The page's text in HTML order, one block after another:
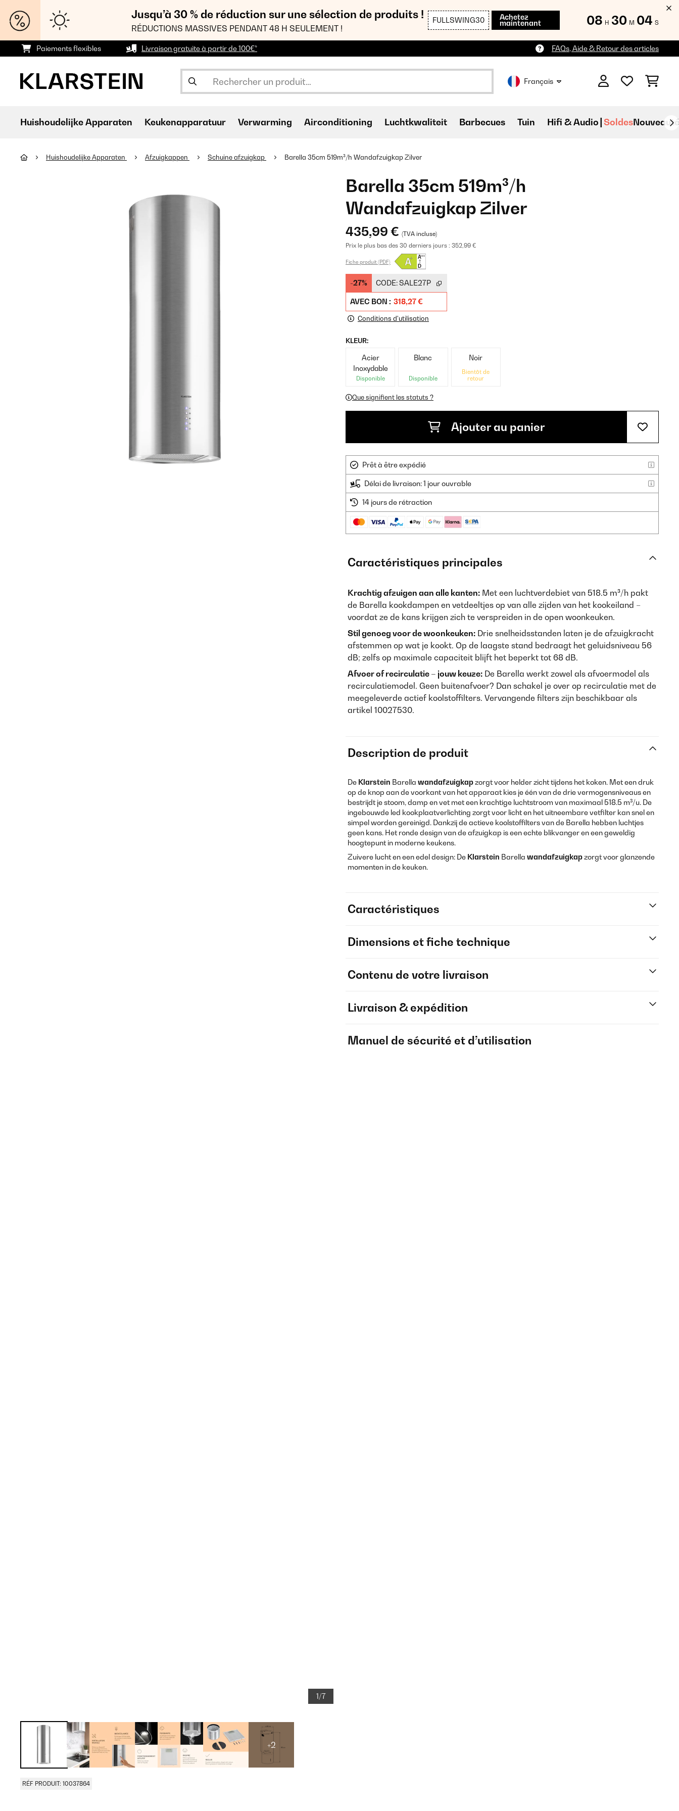
Jusqu’à 30 % de réduction sur une sélection de produits !
RÉDUCTIONS MASSIVES PENDANT 48 H SEULEMENT !
FULLSWING30 Achetez
maintenant 08 H 30 M 02 S
Paiements flexibles Livraison gratuite à partir de 100€* FAQs, Aide & Retour des articles
Français
Huishoudelijke Apparaten Keukenapparatuur Verwarming Airconditioning Luchtkwaliteit Barbecues Tuin Hifi & Audio Soldes
Huishoudelijke Apparaten Afzuigkappen Schuine afzuigkap Barella 35cm 519m³/h Wandafzuigkap Zilver
1/7
+2
RÉF PRODUIT: 10037864
Barella 35cm 519m³/h
Wandafzuigkap Zilver
435,99 € (TVA incluse)
Prix le plus bas des 30 derniers jours : 352,99 €
Fiche produit (PDF)
-27% CODE:SALE27P
AVEC BON : 318,27 €
Conditions d'utilisation
KLEUR:
Acier
Inoxydable
Disponible
Blanc
Disponible
Noir
Bientôt de
retour
Que signifient les statuts ?
Ajouter au panier
Prêt à être expédié
Délai de livraison: 1 jour ouvrable
14 jours de rétraction
Caractéristiques principales
Krachtig afzuigen aan alle kanten: Met een luchtverdebiet van 518.5 m³/h pakt
de Barella kookdampen en vetdeeltjes op van alle zijden van het kookeiland –
voordat ze de kans krijgen zich te verspreiden in de open woonkeuken.
Stil genoeg voor de woonkeuken: Drie snelheidsstanden laten je de afzuigkracht
afstemmen op wat je kookt. Op de laagste stand bedraagt het geluidsniveau 56
dB; zelfs op maximale capaciteit blijft het beperkt tot 68 dB.
Afvoer of recirculatie – jouw keuze: De Barella werkt zowel als afvoermodel als
recirculatiemodel. Geen buitenafvoer? Dan schakel je over op recirculatie met de
meegeleverde actief koolstoffilters. Vervangende filters zijn beschikbaar als
artikel 10027530.
Description de produit
De Klarstein Barella wandafzuigkapzorgt voor helder zicht tijdens het koken. Met een druk
op de knop aan de voorkant van het apparaat kies je één van de drie vermogensniveaus en
bestrijdt je stoom, damp en vet met een krachtige luchtstroom van maximaal 518.5 m³/u. De
ingebouwde led kookplaatverlichting zorgt voor licht en het uitneembare vetfilter kan snel en
simpel worden gereinigd. Dankzij de actieve koolstoffilters van de Barella hebben luchtjes
geen kans. Het ronde design van de afzuigkap is een echte blikvanger en een geweldig
hoogtepunt in moderne keukens.
Zuivere lucht en een edel design: De Klarstein Barella wandafzuigkapzorgt voor glanzende
momenten in de keuken.
Caractéristiques
Dimensions et fiche technique
Contenu de votre livraison
Livraison & expédition
Manuel de sécurité et d’utilisation